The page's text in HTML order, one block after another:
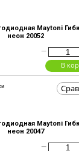
Maytoni
неон 20052
−
В
Maytoni
неон 20047
−